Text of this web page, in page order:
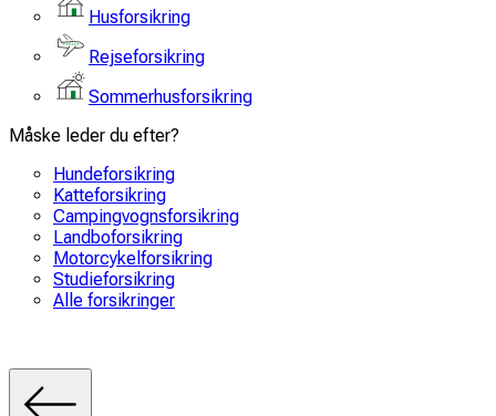
Husforsikring
Rejseforsikring
Sommerhusforsikring
Måske leder du efter?
Hundeforsikring
Katteforsikring
Campingvognsforsikring
Landboforsikring
Motorcykelforsikring
Studieforsikring
Alle forsikringer